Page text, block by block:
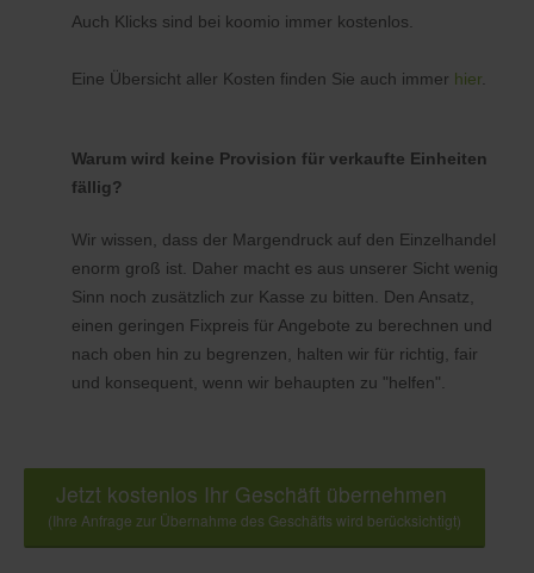
Auch Klicks sind bei koomio immer kostenlos.
Eine Übersicht aller Kosten finden Sie auch immer hier.
Warum wird keine Provision für verkaufte Einheiten
fällig?
Wir wissen, dass der Margendruck auf den Einzelhandel
enorm groß ist. Daher macht es aus unserer Sicht wenig
Sinn noch zusätzlich zur Kasse zu bitten. Den Ansatz,
einen geringen Fixpreis für Angebote zu berechnen und
nach oben hin zu begrenzen, halten wir für richtig, fair
und konsequent, wenn wir behaupten zu "helfen".
Jetzt kostenlos Ihr Geschäft übernehmen
(Ihre Anfrage zur Übernahme des Geschäfts wird berücksichtigt)